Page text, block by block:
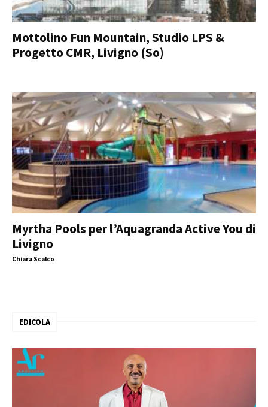
Mottolino Fun Mountain, Studio LPS &
Progetto CMR, Livigno (So)
Myrtha Pools per l’Aquagranda Active You di
Livigno
Chiara Scalco
EDICOLA